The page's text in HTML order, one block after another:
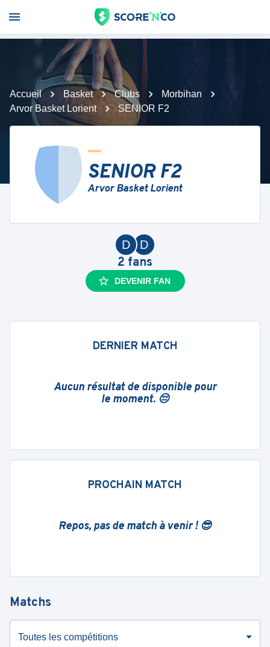
Accueil Basket Clubs
Morbihan
Arvor Basket Lorient
SENIOR F2
SENIOR F2
Arvor Basket Lorient
D
D
2 fans
DEVENIR FAN
DERNIER MATCH
Aucun résultat de disponible pour
le moment. 😔
PROCHAIN MATCH
Repos, pas de match à venir ! 😎
Matchs
Toutes les compétitions